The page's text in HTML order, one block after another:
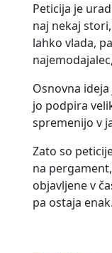
Peticija je
naj nekaj
lahko vlada,
Osnovna
jo podpira
spremenijo v
Zato so
na
objavljene v
pa ostaja enak.